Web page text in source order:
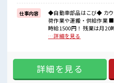
■職場の雰囲気
《20代・30代の方カツヤク中》
髪型にこだわりのあるアナタは必見
髪型・髪色自由な職場です♪
車通勤OK！
もちろん駐車場代は無料です◎
仕事内容
◆自動車部品はこび◆ カ
荷作業や運搬・供給作業 ■お仕事PR 《稼ぎたい方必見*》 高
時給1500円！ 残業は月
かり返ってくるのでヤリ
ちゃいましょう↑↑ 《う
から前もって予定がたて
を満喫♪ 長期休暇があるのもう
…詳細を見る
詳細を見る